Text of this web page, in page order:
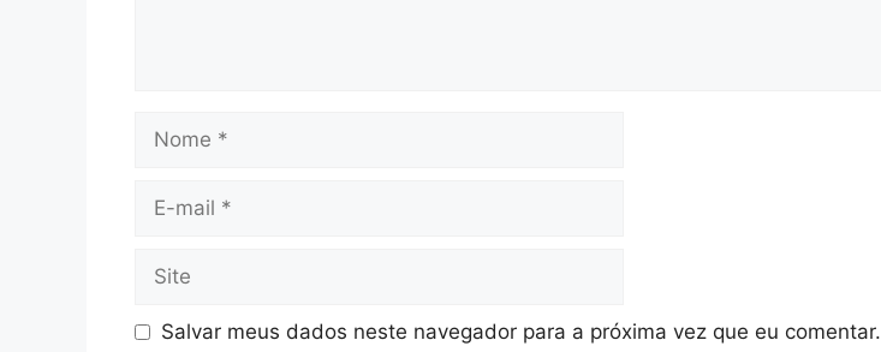
Nome
Site
Salvar meus dados neste navegador para a próxima vez que eu comentar.